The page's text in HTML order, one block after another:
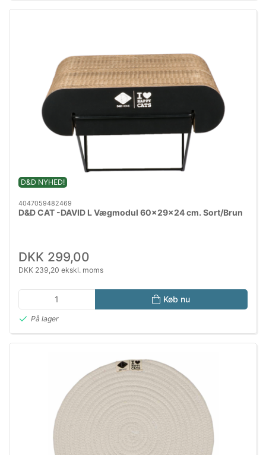
D&D NYHED!
4047059482469
D&D CAT -DAVID L Vægmodul 60x29x24 cm. Sort/Brun
DKK 299,00
DKK 239,20 ekskl. moms
Køb nu
På lager